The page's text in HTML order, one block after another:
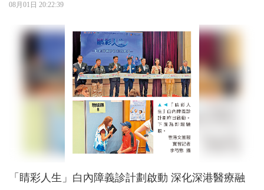
08月01日 20:22:39
「睛彩人生」白內障義診計劃啟動 深化深港醫療融